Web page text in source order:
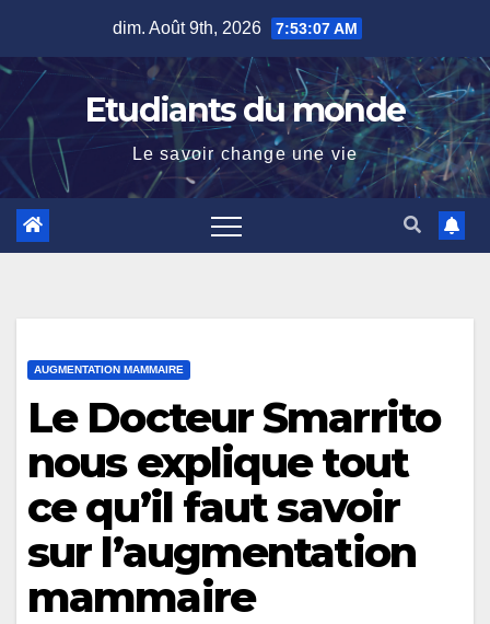
content
dim. Août 9th, 2026 7:53:08 AM
Etudiants du monde
Le savoir change une vie
AUGMENTATION MAMMAIRE
Le Docteur Smarrito
nous explique tout
ce qu’il faut savoir
sur l’augmentation
mammaire